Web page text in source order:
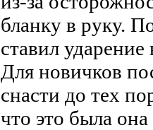
бланку в руку.
ставил
Для новичков
снасти до тех
что это была